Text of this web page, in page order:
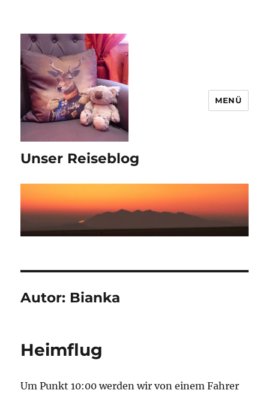
Unser Reiseblog
MENÜ
Autor: Bianka
Heimflug
Um Punkt 10:00 werden wir von einem Fahrer